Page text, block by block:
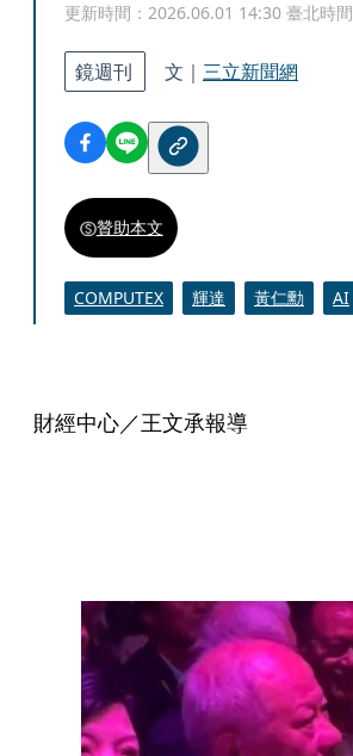
更新時間： 2026.06.01 14:30 臺北時間
鏡週刊 文｜ 三立新聞網
贊助本文
COMPUTEX 輝達 黃仁勳 AI
財經中心／王文承報導